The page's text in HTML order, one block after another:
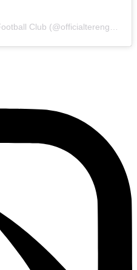
A post shared by Terengganu Football Club️️ (@officialterengganufc)